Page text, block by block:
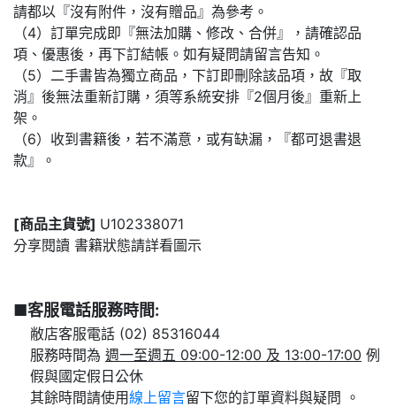
請都以『沒有附件，沒有贈品』為參考。
（4）訂單完成即『無法加購、修改、合併』，請確認品
項、優惠後，再下訂結帳。如有疑問請留言告知。
（5）二手書皆為獨立商品，下訂即刪除該品項，故『取
消』後無法重新訂購，須等系統安排『2個月後』重新上
架。
（6）收到書籍後，若不滿意，或有缺漏，『都可退書退
款』。
[商品主貨號] U102338071
分享閱讀 書籍狀態請詳看圖示
■客服電話服務時間:
敝店客服電話 (02) 85316044
服務時間為 週一至週五 09:00-12:00 及 13:00-17:00 例
假與國定假日公休
其餘時間請使用線上留言 留下您的訂單資料與疑問 。